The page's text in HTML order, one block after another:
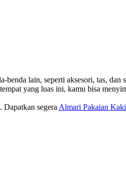
lain, seperti aksesori, tas, dan
yang luas ini, kamu bisa
segera Almari Pakaian